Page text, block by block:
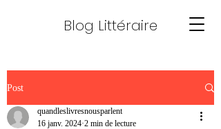
Blog Littéraire
Post
quandleslivresnousparlent
16 janv. 2024 2 min de lecture